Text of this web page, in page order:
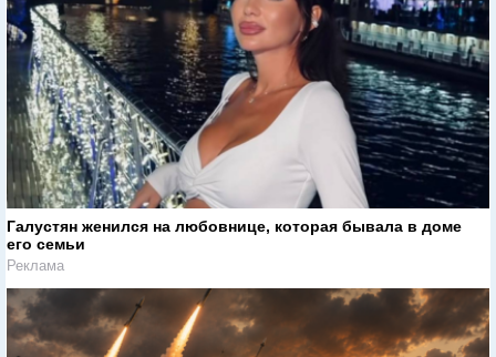
Галустян женился на любовнице, которая бывала в доме
его семьи
Реклама